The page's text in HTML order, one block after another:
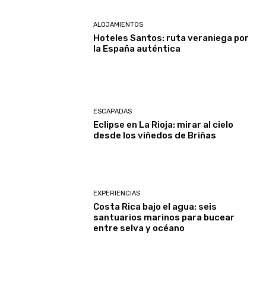
ALOJAMIENTOS
Hoteles Santos: ruta veraniega por
la España auténtica
ESCAPADAS
Eclipse en La Rioja: mirar al cielo
desde los viñedos de Briñas
EXPERIENCIAS
Costa Rica bajo el agua: seis
santuarios marinos para bucear
entre selva y océano